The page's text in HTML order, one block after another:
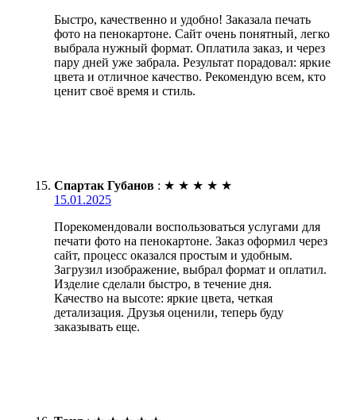
Быстро, качественно и удобно! Заказала печать
фото на пенокартоне. Сайт очень понятный, легко
выбрала нужный формат. Оплатила заказ, и через
пару дней уже забрала. Результат порадовал: яркие
цвета и отличное качество. Рекомендую всем, кто
ценит своё время и стиль.
Спартак Губанов : ★ ★ ★ ★ ★
15.01.2025
Порекомендовали воспользоваться услугами для
печати фото на пенокартоне. Заказ оформил через
сайт, процесс оказался простым и удобным.
Загрузил изображение, выбрал формат и оплатил.
Изделие сделали быстро, в течение дня.
Качество на высоте: яркие цвета, четкая
детализация. Друзья оценили, теперь буду
заказывать еще.